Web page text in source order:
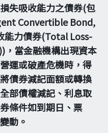
失吸收能力之債券(包
Convertible Bond,
能力債券(Total Loss-
，當金融機構出現資本
運或破產危機時，得
債券減記面額或轉換
部債權減記、利息取
條件如到期日、票
動。